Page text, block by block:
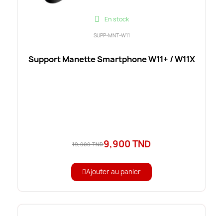
En stock
SUPP-MNT-W11
Support Manette Smartphone W11+ / W11X
19,000 TND9,900 TND
Ajouter au panier